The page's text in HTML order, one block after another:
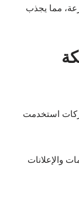
مما يجذب
استخدمت